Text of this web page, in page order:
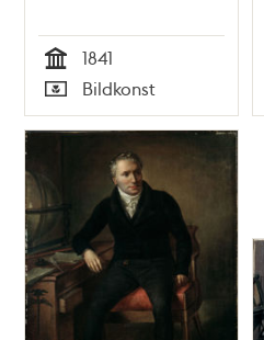
Tid
1841
Typ
Bildkonst